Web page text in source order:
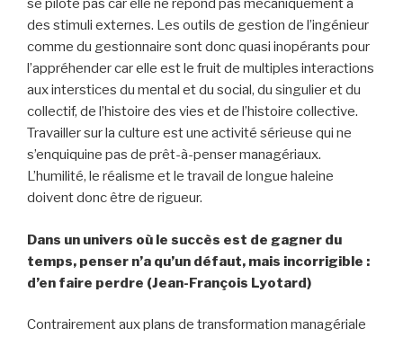
se pilote pas car elle ne répond pas mécaniquement à
des stimuli externes. Les outils de gestion de l’ingénieur
comme du gestionnaire sont donc quasi inopérants pour
l’appréhender car elle est le fruit de multiples interactions
aux interstices du mental et du social, du singulier et du
collectif, de l’histoire des vies et de l’histoire collective.
Travailler sur la culture est une activité sérieuse qui ne
s’enquiquine pas de prêt-à-penser managériaux.
L’humilité, le réalisme et le travail de longue haleine
doivent donc être de rigueur.
Dans un univers où le succès est de gagner du
temps, penser n’a qu’un défaut, mais incorrigible :
d’en faire perdre (Jean-François Lyotard)
Contrairement aux plans de transformation managériale